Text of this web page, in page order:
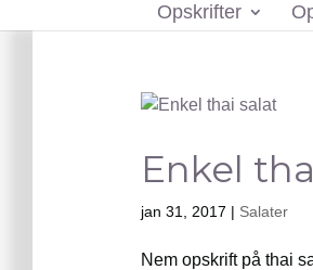
Opskrifter
Enkel
jan 31, 2017 | Salater
Nem opskrift på thai